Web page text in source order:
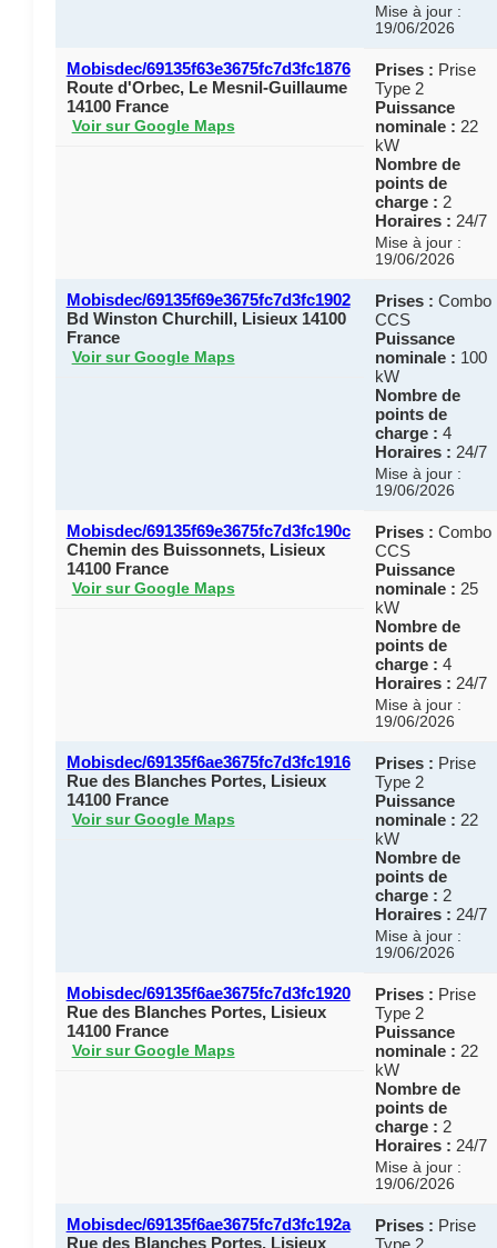
Mise à jour :
19/06/2026
Mobisdec/69135f63e3675fc7d3fc1876
Route d'Orbec, Le Mesnil-Guillaume
14100 France
Voir sur Google Maps
Prises : Prise
Type 2
Puissance
nominale : 22
kW
Nombre de
points de
charge : 2
Horaires : 24/7
Mise à jour :
19/06/2026
Mobisdec/69135f69e3675fc7d3fc1902
Bd Winston Churchill, Lisieux 14100
France
Voir sur Google Maps
Prises : Combo
CCS
Puissance
nominale : 100
kW
Nombre de
points de
charge : 4
Horaires : 24/7
Mise à jour :
19/06/2026
Mobisdec/69135f69e3675fc7d3fc190c
Chemin des Buissonnets, Lisieux
14100 France
Voir sur Google Maps
Prises : Combo
CCS
Puissance
nominale : 25
kW
Nombre de
points de
charge : 4
Horaires : 24/7
Mise à jour :
19/06/2026
Mobisdec/69135f6ae3675fc7d3fc1916
Rue des Blanches Portes, Lisieux
14100 France
Voir sur Google Maps
Prises : Prise
Type 2
Puissance
nominale : 22
kW
Nombre de
points de
charge : 2
Horaires : 24/7
Mise à jour :
19/06/2026
Mobisdec/69135f6ae3675fc7d3fc1920
Rue des Blanches Portes, Lisieux
14100 France
Voir sur Google Maps
Prises : Prise
Type 2
Puissance
nominale : 22
kW
Nombre de
points de
charge : 2
Horaires : 24/7
Mise à jour :
19/06/2026
Mobisdec/69135f6ae3675fc7d3fc192a
Rue des Blanches Portes, Lisieux
Prises : Prise
Type 2